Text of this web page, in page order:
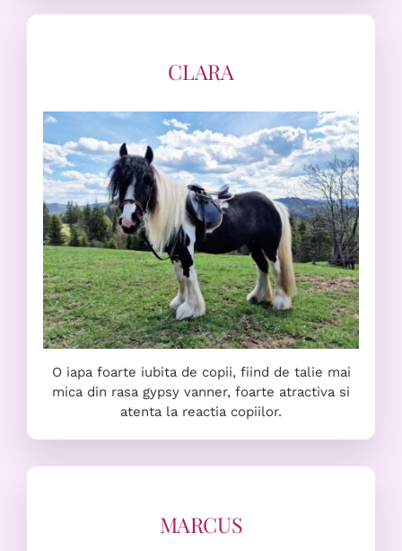
CLARA
O iapa foarte iubita de copii, fiind de talie mai
mica din rasa gypsy vanner, foarte atractiva si
atenta la reactia copiilor.
MARCUS